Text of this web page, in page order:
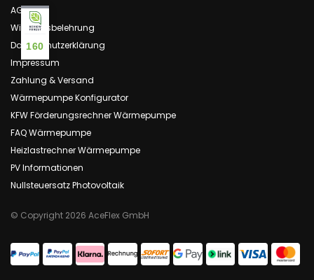
AGB
Widerrufsbelehrung
Datenschutzerklärung
Impressum
Zahlung & Versand
Wärmepumpe Konfigurator
KFW Förderungsrechner Wärmepumpe
FAQ Wärmepumpe
Heizlastrechner Wärmepumpe
PV Informationen
Nullsteuersatz Photovoltaik
© Copyright 2026 AceFlex GmbH
160